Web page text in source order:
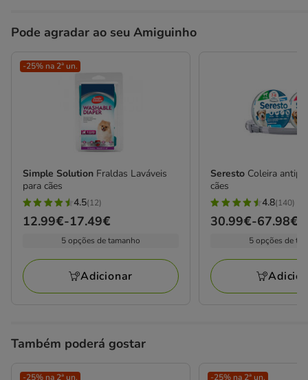
Pode agradar ao seu Amiguinho
-25% na 2ª un.
Simple Solution Fraldas Laváveis
para cães
4.5
estrelas
12
avaliações
4.5(12)
Preço
a
17.49€
12.99€-17.49€
5 opções de tamanho
Adicionar
Seresto Coleira
cães
4.8
estrelas
140
avaliações
4.8(140)
Preço
a
67.98€
30.99€-67.98€
5 opções de
Também poderá gostar
-25% na 2ª un. -25% na 2ª un.